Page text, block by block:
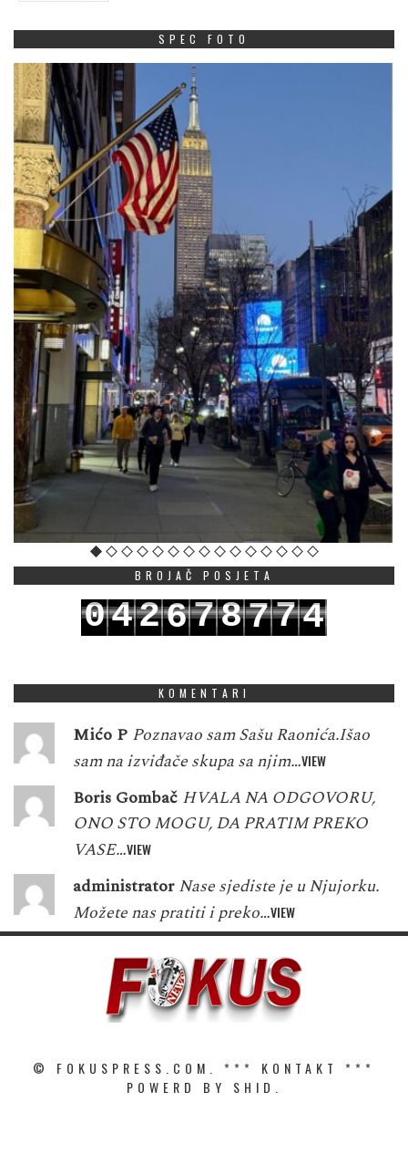
SPEC FOTO
BROJAČ POSJETA
042678774
KOMENTARI
Mićo P Poznavao sam Sašu Raonića.Išao
sam na izviđače skupa sa njim…VIEW
Boris Gombač HVALA NA ODGOVORU,
ONO STO MOGU, DA PRATIM PREKO
VASE…VIEW
administrator Nase sjediste je u Njujorku.
Možete nas pratiti i preko…VIEW
© FOKUSPRESS.COM. *** KONTAKT
***
POWERD BY SHID.